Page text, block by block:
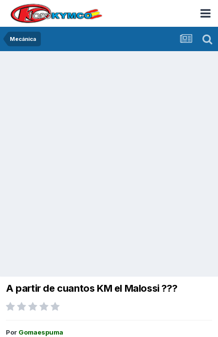
Mecánica
A partir de cuantos KM el Malossi ???
Por Gomaespuma